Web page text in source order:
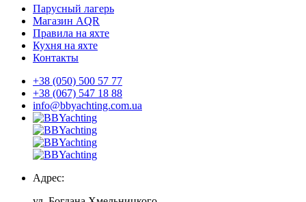
Парусный лагерь
Магазин AQR
Правила на яхте
Кухня на яхте
Контакты
+38 (050) 500 57 77
+38 (067) 547 18 88
info@bbyachting.com.ua
Адрес: